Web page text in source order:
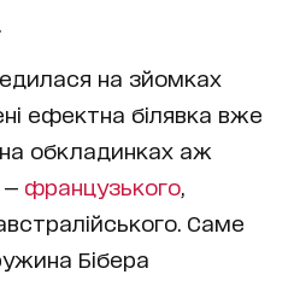
на зйомках
ефектна білявка вже
на обкладинках аж
— французького
Саме
Бібера